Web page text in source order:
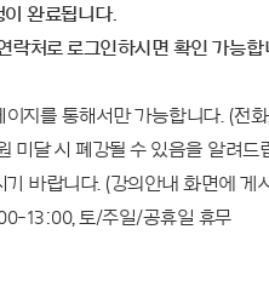
완료됩니다.
처로 로그인하시면 확인 가능합
지를 통해서만 가능합니다. (전
미달 시 폐강될 수 있음을 알려드
바랍니다. (강의안내 화면에 게
13:00, 토/주일/공휴일 휴무